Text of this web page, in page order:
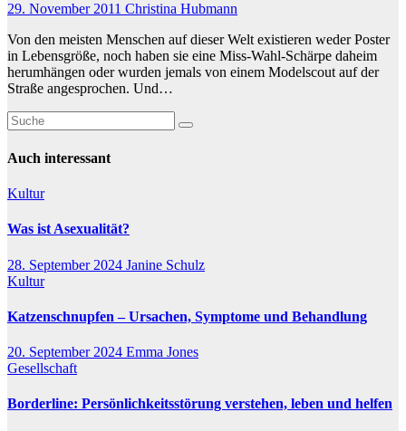
29. November 2011 Christina Hubmann
Von den meisten Menschen auf dieser Welt existieren weder Poster
in Lebensgröße, noch haben sie eine Miss-Wahl-Schärpe daheim
herumhängen oder wurden jemals von einem Modelscout auf der
Straße angesprochen. Und…
Auch interessant
Kultur
Was ist Asexualität?
28. September 2024 Janine Schulz
Kultur
Katzenschnupfen – Ursachen, Symptome und Behandlung
20. September 2024 Emma Jones
Gesellschaft
Borderline: Persönlichkeitsstörung verstehen, leben und helfen